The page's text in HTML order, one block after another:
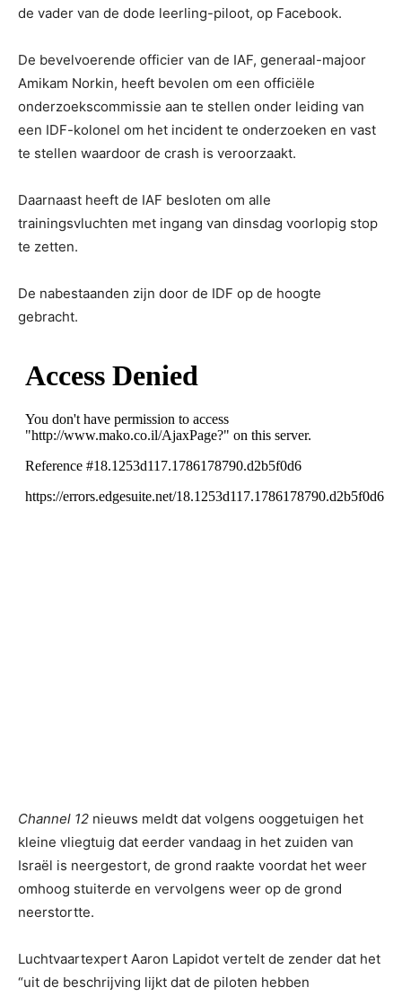
de vader van de dode leerling-piloot, op Facebook.
De bevelvoerende officier van de IAF, generaal-majoor
Amikam Norkin, heeft bevolen om een officiële
onderzoekscommissie aan te stellen onder leiding van
een IDF-kolonel om het incident te onderzoeken en vast
te stellen waardoor de crash is veroorzaakt.
Daarnaast heeft de IAF besloten om alle
trainingsvluchten met ingang van dinsdag voorlopig stop
te zetten.
De nabestaanden zijn door de IDF op de hoogte
gebracht.
Channel 12 nieuws meldt dat volgens ooggetuigen het
kleine vliegtuig dat eerder vandaag in het zuiden van
Israël is neergestort, de grond raakte voordat het weer
omhoog stuiterde en vervolgens weer op de grond
neerstortte.
Luchtvaartexpert Aaron Lapidot vertelt de zender dat het
“uit de beschrijving lijkt dat de piloten hebben